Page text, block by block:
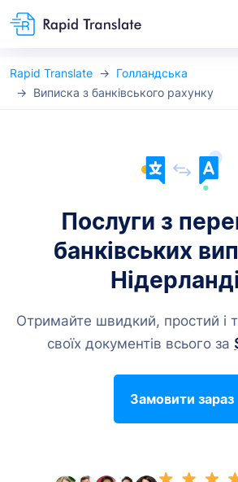
Rapid Translate
Голландська
Виписка з банківського рахунку
Послуги з
банківських
Отримайте швидкий, простий і
своїх документів всього за
Замовити зараз